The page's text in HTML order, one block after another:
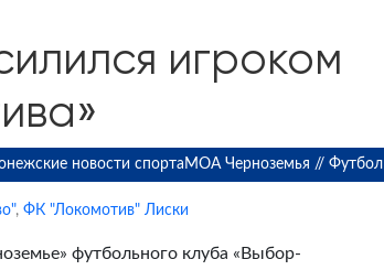
игроком
новости спорта МОА Черноземья // Футбол
, ФК "Локомотив" Лиски
футбольного клуба «Выбор-